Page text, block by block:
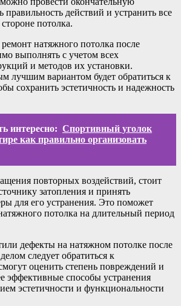
правильность действий и устранить все
потолка.
натяжного потолка после
выполнять с учетом всех
и методов их установки.
лучшим вариантом будет обратиться к
сохранить эстетичность и надежность
интересно: Спортивный уголок
как правильно организовать
повторных воздействий, стоит
затопления и принять
для его устранения. Это поможет
потолка на длительный период
дефекты на натяжном потолке после
следует обратиться к
оценить степень повреждений и
эффективные способы устранения
эстетичности и функциональности